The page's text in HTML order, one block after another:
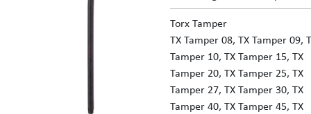
Torx Tamper
TX Tamper 08, TX Tamper 09,
Tamper 10, TX Tamper 15, TX
Tamper 20, TX Tamper 25, TX
Tamper 27, TX Tamper 30, TX
Tamper 40, TX Tamper 45, TX